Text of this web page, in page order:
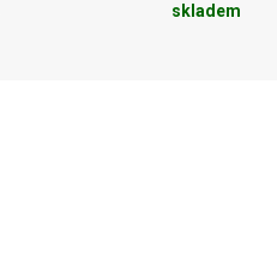
skladem